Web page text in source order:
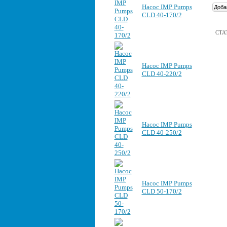
Насос IMP Pumps
CLD 40-170/2
Насос IMP Pumps
CLD 40-220/2
Насос IMP Pumps
CLD 40-250/2
Насос IMP Pumps
CLD 50-170/2